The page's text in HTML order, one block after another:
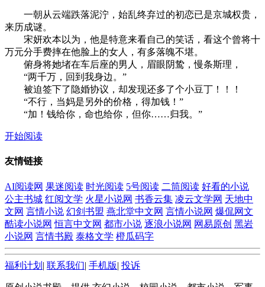
一朝从云端跌落泥泞，始乱终弃过的初恋已是京城权贵，
来历成谜。
宋妍欢本以为，他是特意来看自己的笑话，看这个曾将十
万元分手费摔在他脸上的女人，有多落魄不堪。
俯身将她堵在车后座的男人，眉眼阴鸷，慢条斯理，
“两千万，回到我身边。”
被迫签下了隐婚协议，却发现还多了个小豆丁！！！
“不行，当妈是另外的价格，得加钱！”
“加！钱给你，命也给你，但你……归我。”
开始阅读
友情链接
AI阅读网 果迷阅读 时光阅读 5号阅读 二筒阅读 好看的小说
公主书城 红阅文学 火星小说网 书香云集 凌云文学网 天地中
文网 言情小说 幻剑书盟 燕北堂中文网 言情小说网 爆侃网文
酷读小说网 恒言中文网 都市小说 逐浪小说网 网易原创 黑岩
小说网 言情书殿 泰格文学 橙瓜码字
福利计划 | 联系我们| 手机版| 投诉